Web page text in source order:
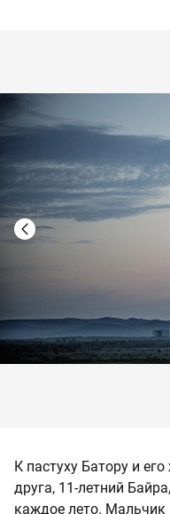
К пастуху Батору и
друга, 11-летний
каждое лето. Мальчик